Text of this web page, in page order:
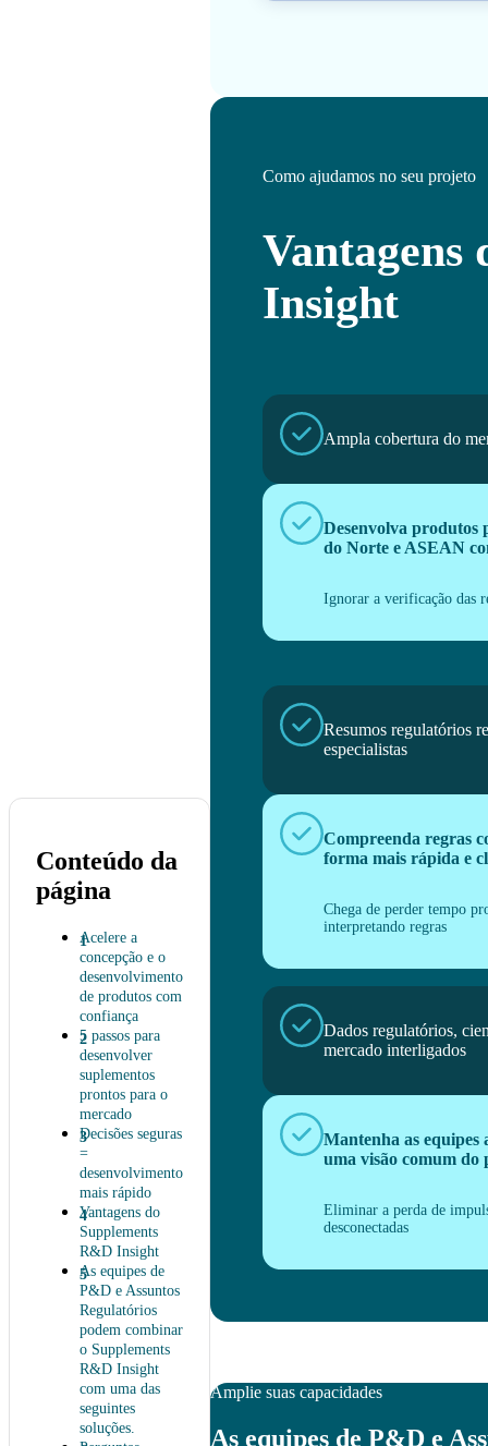
Conteúdo da
página
Acelere a
concepção e o
desenvolvimento
de produtos com
confiança
5 passos para
desenvolver
suplementos
prontos para o
mercado
Decisões seguras
=
desenvolvimento
mais rápido
Vantagens do
Supplements
R&D Insight
As equipes de
P&D e Assuntos
Regulatórios
podem combinar
o Supplements
R&D Insight
com uma das
seguintes
soluções.
Como ajudamos no seu projeto
Vantagens
Insight
Ampla cobertura do
Desenvolva produtos
do Norte e ASEAN
Ignorar a verificação das
Resumos regulatórios
especialistas
Compreenda regras
forma mais rápida e
Chega de perder tempo
interpretando regras
Dados regulatórios,
mercado interligados
Mantenha as equipes
uma visão comum do
Eliminar a perda de
desconectadas
Amplie suas capacidades
As equipes de P&D e